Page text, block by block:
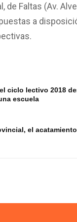
de Faltas (Av.
a
ciclo lectivo 2018
escuela
el